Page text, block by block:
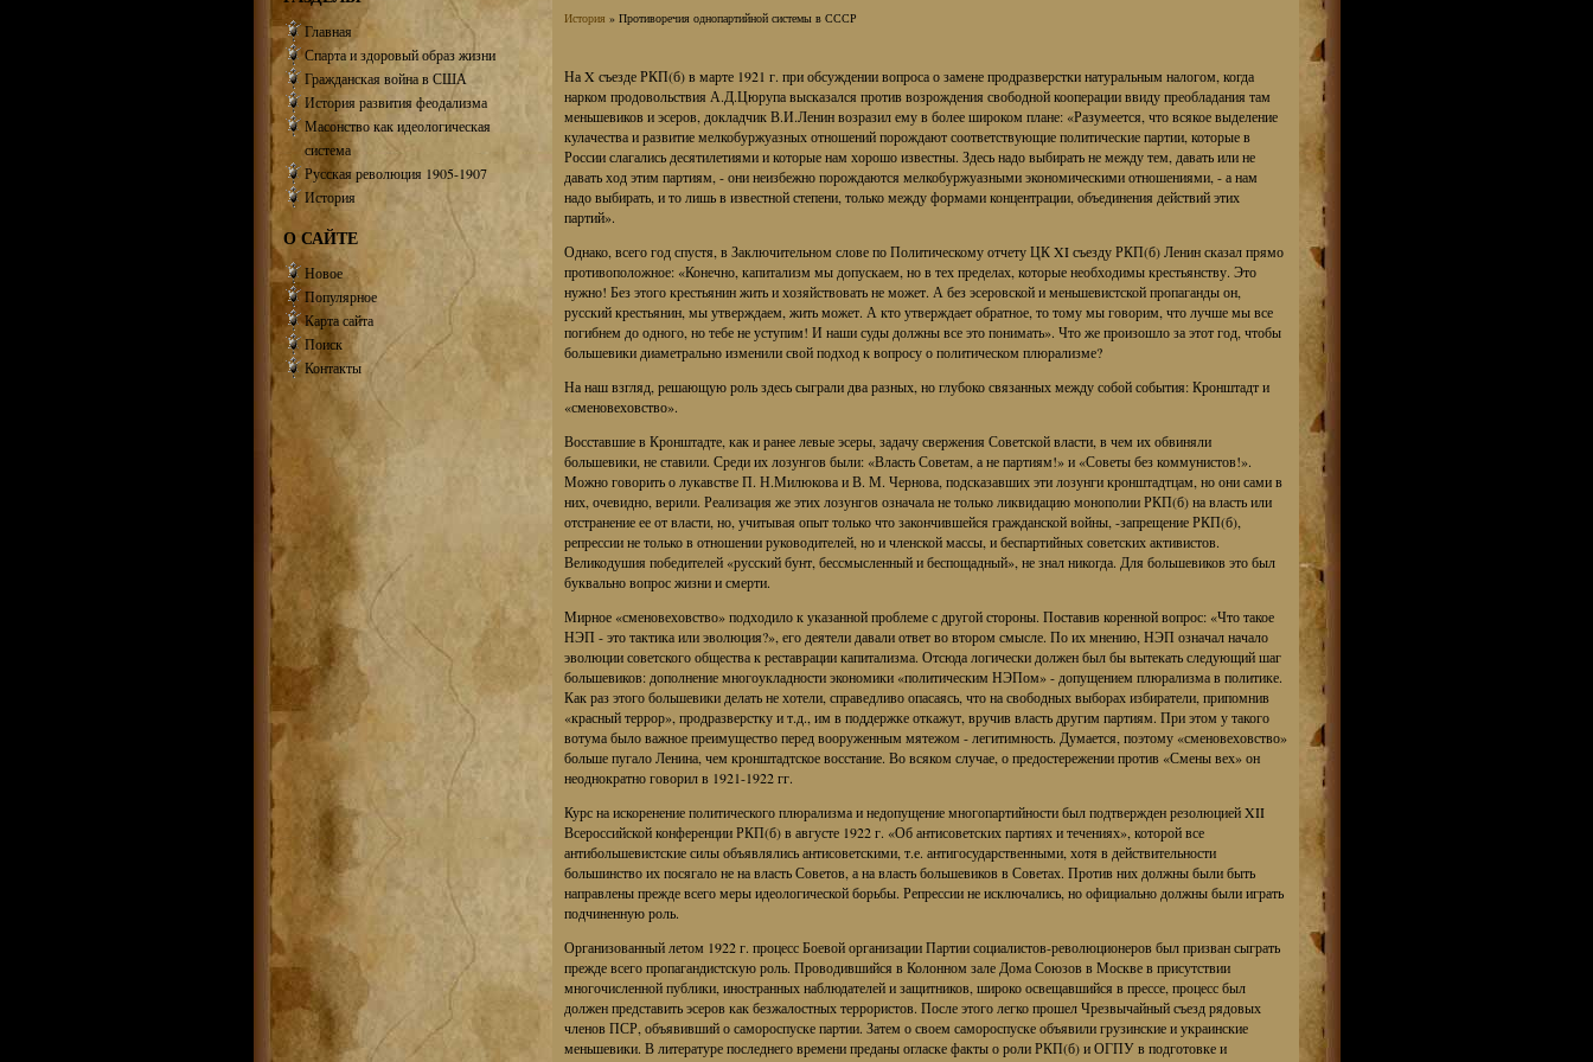
История » Противоречия однопартийной системы в СССР
На X съезде РКП(б) в марте 1921 г. при обсуждении вопроса о замене продразверстки натуральным налогом, когда
нарком продовольствия А.Д.Цюрупа высказался против возрождения свободной кооперации ввиду преобладания там
меньшевиков и эсеров, докладчик В.И.Ленин возразил ему в более широком плане: «Разумеется, что всякое выделение
кулачества и развитие мелкобуржуазных отношений порождают соответствующие политические партии, которые в
России слагались десятилетиями и которые нам хорошо известны. Здесь надо выбирать не между тем, давать или не
давать ход этим партиям, - они неизбежно порождаются мелкобуржуазными экономическими отношениями, - а нам
надо выбирать, и то лишь в известной степени, только между формами концентрации, объединения действий этих
партий».
Однако, всего год спустя, в Заключительном слове по Политическому отчету ЦК XI съезду РКП(б) Ленин сказал прямо
противоположное: «Конечно, капитализм мы допускаем, но в тех пределах, которые необходимы крестьянству. Это
нужно! Без этого крестьянин жить и хозяйствовать не может. А без эсеровской и меньшевистской пропаганды он,
русский крестьянин, мы утверждаем, жить может. А кто утверждает обратное, то тому мы говорим, что лучше мы все
погибнем до одного, но тебе не уступим! И наши суды должны все это понимать». Что же произошло за этот год, чтобы
большевики диаметрально изменили свой подход к вопросу о политическом плюрализме?
На наш взгляд, решающую роль здесь сыграли два разных, но глубоко связанных между собой события: Кронштадт и
«сменовеховство».
Восставшие в Кронштадте, как и ранее левые эсеры, задачу свержения Советской власти, в чем их обвиняли
большевики, не ставили. Среди их лозунгов были: «Власть Советам, а не партиям!» и «Советы без коммунистов!».
Можно говорить о лукавстве П. Н.Милюкова и В. М. Чернова, подсказавших эти лозунги кронштадтцам, но они сами в
них, очевидно, верили. Реализация же этих лозунгов означала не только ликвидацию монополии РКП(б) на власть или
отстранение ее от власти, но, учитывая опыт только что закончившейся гражданской войны, -запрещение РКП(б),
репрессии не только в отношении руководителей, но и членской массы, и беспартийных советских активистов.
Великодушия победителей «русский бунт, бессмысленный и беспощадный», не знал никогда. Для большевиков это был
буквально вопрос жизни и смерти.
Мирное «сменовеховство» подходило к указанной проблеме с другой стороны. Поставив коренной вопрос: «Что такое
НЭП - это тактика или эволюция?», его деятели давали ответ во втором смысле. По их мнению, НЭП означал начало
эволюции советского общества к реставрации капитализма. Отсюда логически должен был бы вытекать следующий шаг
большевиков: дополнение многоукладности экономики «политическим НЭПом» - допущением плюрализма в политике.
Как раз этого большевики делать не хотели, справедливо опасаясь, что на свободных выборах избиратели, припомнив
«красный террор», продразверстку и т.д., им в поддержке откажут, вручив власть другим партиям. При этом у такого
вотума было важное преимущество перед вооруженным мятежом - легитимность. Думается, поэтому «сменовеховство»
больше пугало Ленина, чем кронштадтское восстание. Во всяком случае, о предостережении против «Смены вех» он
неоднократно говорил в 1921-1922 гг.
Курс на искоренение политического плюрализма и недопущение многопартийности был подтвержден резолюцией XII
Всероссийской конференции РКП(б) в августе 1922 г. «Об антисоветских партиях и течениях», которой все
антибольшевистские силы объявлялись антисоветскими, т.е. антигосударственными, хотя в действительности
большинство их посягало не на власть Советов, а на власть большевиков в Советах. Против них должны были быть
направлены прежде всего меры идеологической борьбы. Репрессии не исключались, но официально должны были играть
подчиненную роль.
Организованный летом 1922 г. процесс Боевой организации Партии социалистов-революционеров был призван сыграть
прежде всего пропагандистскую роль. Проводившийся в Колонном зале Дома Союзов в Москве в присутствии
многочисленной публики, иностранных наблюдателей и защитников, широко освещавшийся в прессе, процесс был
должен представить эсеров как безжалостных террористов. После этого легко прошел Чрезвычайный съезд рядовых
членов ПСР, объявивший о самороспуске партии. Затем о своем самороспуске объявили грузинские и украинские
меньшевики. В литературе последнего времени преданы огласке факты о роли РКП(б) и ОГПУ в подготовке и
Главная
Спарта и здоровый образ жизни
Гражданская война в США
История развития феодализма
Масонство как идеологическая
система
Русская революция 1905-1907
История
О САЙТЕ
Новое
Популярное
Карта сайта
Поиск
Контакты